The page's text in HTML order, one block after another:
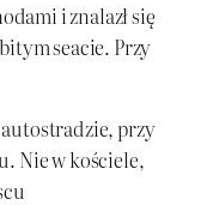
i znalazł się
seacie. Przy
przy
Nie w kościele,